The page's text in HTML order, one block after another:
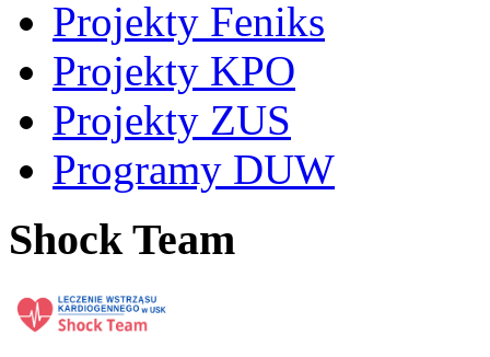
Projekty Feniks
Projekty KPO
Projekty ZUS
Programy DUW
Shock Team